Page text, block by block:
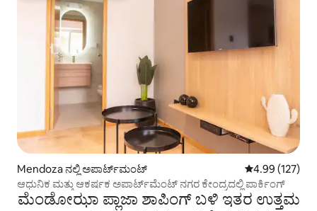
Mendoza ನಲ್ಲಿ ಅಪಾರ್ಟ್‌ಮಂಟ್ 5 ರಲ್ಲಿ 4.99
4.99 (127)
ಆಧುನಿಕ ಮತ್ತು ಆಕರ್ಷಕ ಅಪಾರ್ಟ್‌ಮೆಂಟ್ ನಗರ ಕೇಂದ್ರದಲ್ಲಿ ಪಾರ್ಕಿಂಗ್
ಮೆಂಡೋಝಾ ಪ್ಲಾಜಾ ಶಾಪಿಂಗ್ ಬಳಿ ಇತರ ಉತ್ತಮ